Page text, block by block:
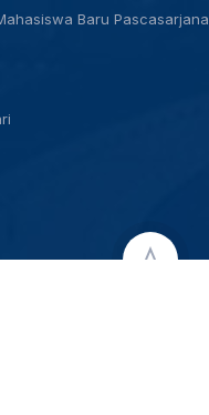
Baru Pascasarjana